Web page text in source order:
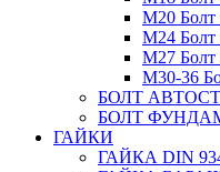
М20 Болт
М24 Болт
М27 Болт
М30-36
БОЛТ
БОЛТ
ГАЙКИ
ГАЙКА DIN